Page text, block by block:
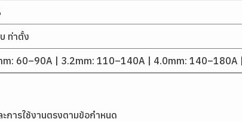
ท่าตั้ง
60–90A | 3.2mm: 110–140A | 4.0mm: 140–180A
การใช้งานตรงตามข้อกำหนด